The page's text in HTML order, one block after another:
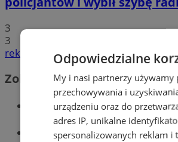
3
3
reklama
Zobacz również
Wiadomości kryminalne
Wiadomości lokalne
Odpowiedzialne
My i nasi partnerzy
przechowywania i
urządzeniu oraz do
adres IP, unikalne
spersonalizowanych reklam i